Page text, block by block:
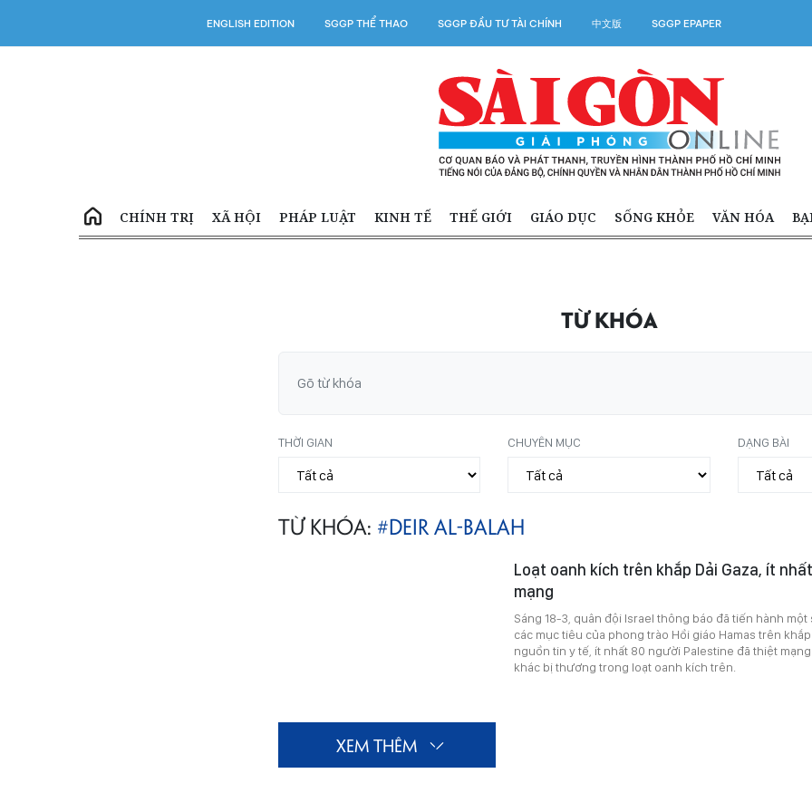
ENGLISH EDITION SGGP THỂ THAO SGGP ĐẦU TƯ TÀI CHÍNH 中文版 SGGP EPAPER
CHÍNH TRỊ XÃ HỘI PHÁP LUẬT KINH TẾ THẾ GIỚI GIÁO DỤC SỐNG KHỎE VĂN HÓA
TỪ KHÓA
THỜI GIAN CHUYÊN MỤC DẠNG BÀI
TỪ KHÓA: #DEIR AL-BALAH
Loạt oanh kích trên khắp Dải Gaza, ít
mạng
Sáng 18-3, quân đội Israel thông báo đã tiến hành
các mục tiêu của phong trào Hồi giáo Hamas trên khắp
nguồn tin y tế, ít nhất 80 người Palestine đã thiệt
khác bị thương trong loạt oanh kích trên.
XEM THÊM